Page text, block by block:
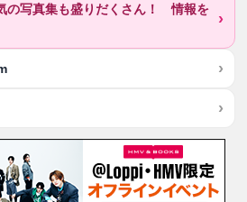
の写真集も盛りだくさん！ 情報を